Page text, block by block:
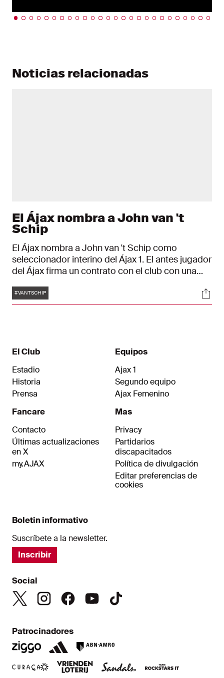
Noticias relacionadas
El Ájax nombra a John van 't
Schip
El Ájax nombra a John van 't Schip como
seleccionador interino del Ájax 1. El antes jugador
del Ájax firma un contrato con el club con una
junio de 2025. Van 't Schip y el Ájax han llegado a
un acuerdo por el que a partir del 1 de julio de
Etiquetas
#VANTSCHIP
El Club
Estadio
Historia
Prensa
Fancare
Contacto
Últimas actualizaciones
en X
my.AJAX
Equipos
Ajax 1
Segundo equipo
Ajax Femenino
Mas
Privacy
Partidarios
discapacitados
Política de divulgación
Editar preferencias de
cookies
Boletin informativo
Suscríbete a la newsletter.
Inscribir
Social
Patrocinadores